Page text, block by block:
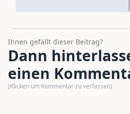
Ihnen gefällt dieser Beitrag?
Dann
einen
(Klicken um Kommentar zu verfassen)